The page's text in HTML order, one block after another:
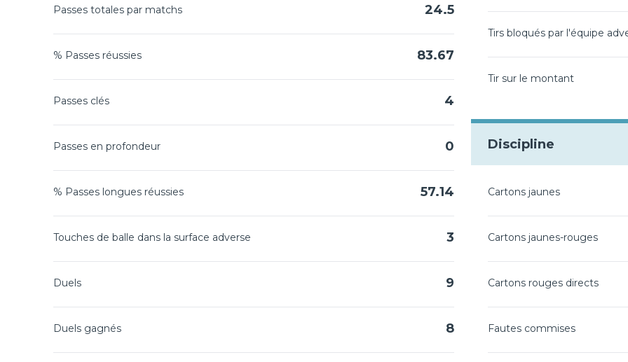
Passes totales par matchs 24.5
% Passes réussies 83.67
Passes clés 4
Passes en profondeur 0
% Passes longues réussies 57.14
Touches de balle dans la surface adverse 3
Duels 9
Duels gagnés 8
Tirs bloqués par l'équipe
Tir sur le montant
Discipline
Cartons jaunes
Cartons jaunes-rouges
Cartons rouges directs
Fautes commises